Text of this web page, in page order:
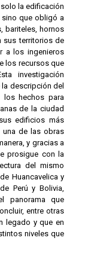
la edificación
que obligó a
bariteles, hornos
sus territorios de
a los ingenieros
los recursos que
investigación
descripción del
los hechos para
de la ciudad
edificios más
una de las obras
y gracias a
prosigue con la
del mismo
Huancavelica y
Perú y Bolivia,
panorama que
entre otras
legado y que en
niveles que